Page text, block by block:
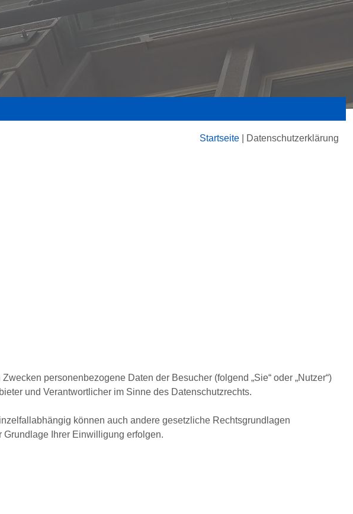
Startseite Datenschutzerklärung
personenbezogene Daten der Besucher (folgend „Sie“ oder „Nutzer“)
und Verantwortlicher im Sinne des Datenschutzrechts.
können auch andere gesetzliche Rechtsgrundlagen
Ihrer Einwilligung erfolgen.